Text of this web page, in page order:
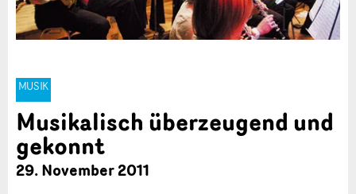
MUSIK
Musikalisch überzeugend und
gekonnt
29. November 2011